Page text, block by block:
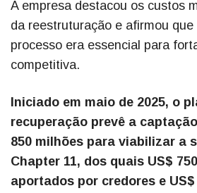
A empresa destacou os custos
da reestruturação e afirmou
processo era essencial para
competitiva.
Iniciado em maio de 2025, o
recuperação prevê a
850 milhões para viabilizar a
Chapter 11, dos quais US$
aportados por credores e